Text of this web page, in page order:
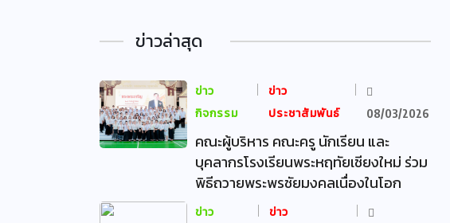
ข่าวล่าสุด
ข่าว
กิจกรรม
ข่าว
ประชาสัมพันธ์
08/03/2026
คณะผู้บริหาร คณะครู นักเรียน และ
บุคลากรโรงเรียนพระหฤทัยเชียงใหม่ ร่วม
พิธีถวายพระพรชัยมงคลเนื่องในโอก
ข่าว
ข่าว